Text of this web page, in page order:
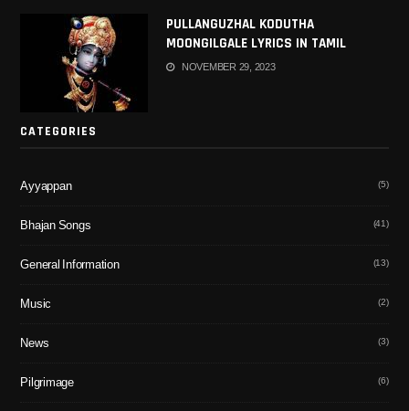
PULLANGUZHAL KODUTHA
MOONGILGALE LYRICS IN TAMIL
NOVEMBER 29, 2023
CATEGORIES
Ayyappan (5)
Bhajan Songs (41)
General Information (13)
Music (2)
News (3)
Pilgrimage (6)